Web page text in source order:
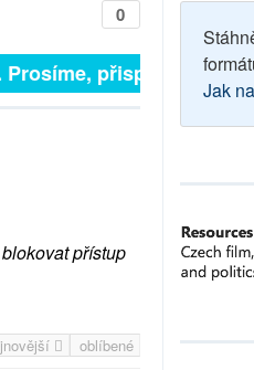
0
přispějte. ➥
přístup
oblíbené
Jak